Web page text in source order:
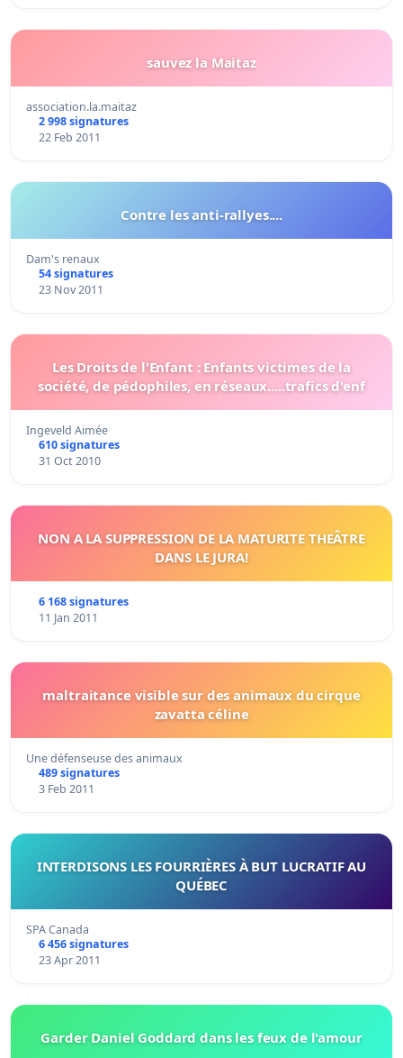
sauvez la Maitaz
association.la.maitaz
2 998 signatures
22 Feb 2011
Contre les anti-rallyes....
Dam's renaux
54 signatures
23 Nov 2011
Les Droits de l'Enfant : Enfants victimes de la
société, de pédophiles, en réseaux.....trafics d'enf
Ingeveld Aimée
610 signatures
31 Oct 2010
NON A LA SUPPRESSION DE LA MATURITE THEÂTRE
DANS LE JURA!
6 168 signatures
11 Jan 2011
maltraitance visible sur des animaux du cirque
zavatta céline
Une défenseuse des animaux
489 signatures
3 Feb 2011
INTERDISONS LES FOURRIÈRES À BUT LUCRATIF AU
QUÉBEC
SPA Canada
6 456 signatures
23 Apr 2011
Garder Daniel Goddard dans les feux de l'amour